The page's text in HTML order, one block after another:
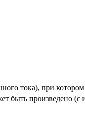
тока), при
быть произведено (с